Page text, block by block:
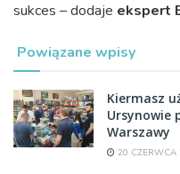
sukces – dodaje ekspert
Powiązane wpisy
Kiermasz
Ursynowie
Warszawy
20 CZERWCA